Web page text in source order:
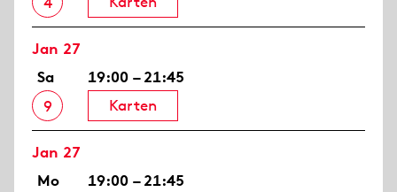
Jan 27
Sa
9
19:00 – 21:45
Karten
Jan 27
Mo
19:00 – 21:45